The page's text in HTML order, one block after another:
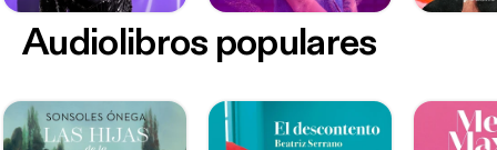
Audiolibros populares